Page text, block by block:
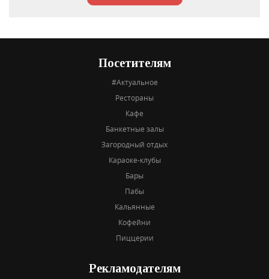
Посетителям
#Актуальное
Рестораны
Кафе
Банкетные залы
Загородный отдых
Караоке-клубы
Бары
Пабы
Кальянные
Кофейни
Пиццерии
Рекламодателям